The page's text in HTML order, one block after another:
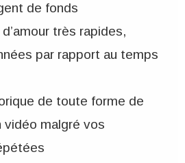
de fonds
très rapides,
par rapport au temps
de toute forme de
vidéo malgré vos